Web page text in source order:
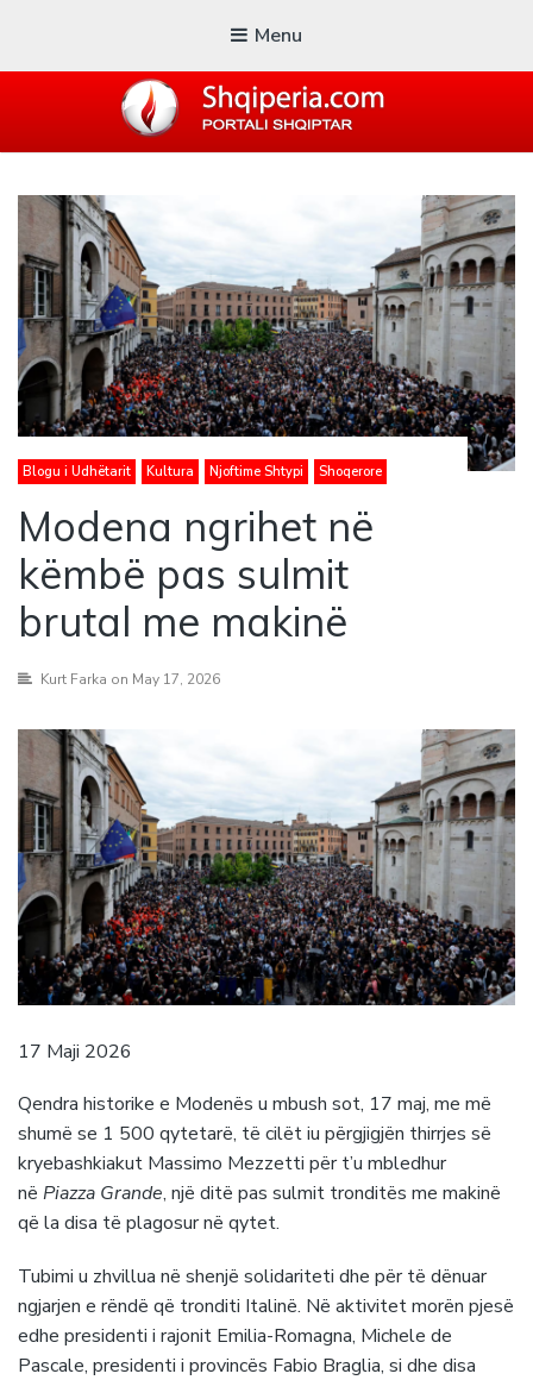
Menu
Blogu i ShqiperiaCom
Blogu i Udhëtarit Kultura Njoftime Shtypi Shoqerore
Modena ngrihet në
këmbë pas sulmit
brutal me makinë
Kurt Farka on May 17, 2026
17 Maji 2026
Qendra historike e Modenës u mbush sot, 17 maj, me më
shumë se 1 500 qytetarë, të cilët iu përgjigjën thirrjes së
kryebashkiakut Massimo Mezzetti për t’u mbledhur
në Piazza Grande, një ditë pas sulmit tronditës me makinë
që la disa të plagosur në qytet.
Tubimi u zhvillua në shenjë solidariteti dhe për të dënuar
ngjarjen e rëndë që tronditi Italinë. Në aktivitet morën pjesë
edhe presidenti i rajonit Emilia-Romagna, Michele de
Pascale, presidenti i provincës Fabio Braglia, si dhe disa